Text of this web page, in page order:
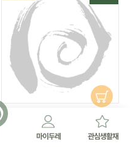
(주)원주생명농업
(농할 국산)부추(180g/무농약)
마이두레 관심생활재